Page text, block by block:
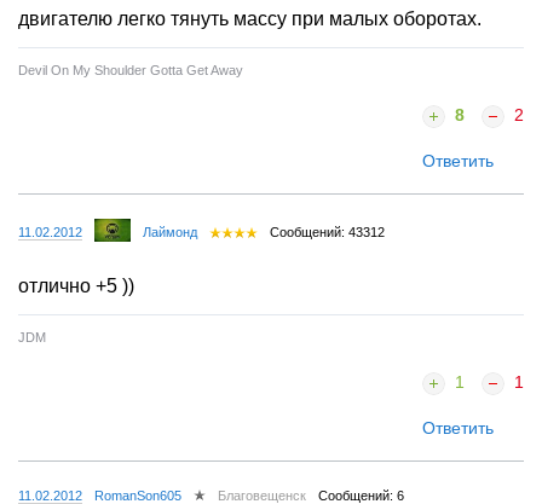
двигателю легко тянуть массу при малых оборотах.
Devil On My Shoulder Gotta Get Away
8 2
Ответить
11.02.2012 Лаймонд Сообщений: 43312
отлично +5 ))
JDM
1 1
Ответить
11.02.2012 RomanSon605 Благовещенск Сообщений: 6